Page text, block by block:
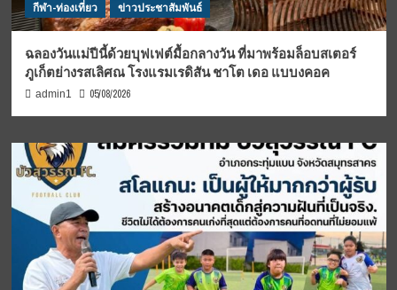
กีฬา-ท่องเที่ยว ข่าวประชาสัมพันธ์
ฉลองวันแม่ปีนี้ด้วยบุฟเฟต์มื้อกลางวัน ที่มาพร้อมล็อบสเตอร์
ภูเก็ตย่างรสเลิศณ โรงแรมเรดิสัน ชาโต เดอ แบบงคอค
admin1 05/08/2026